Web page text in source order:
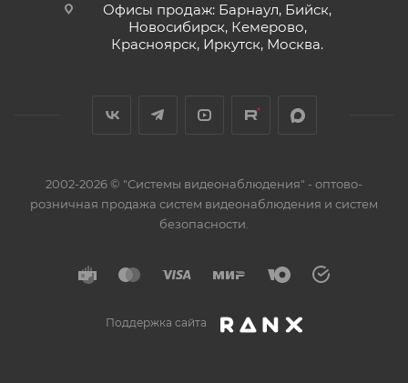
Офисы продаж: Барнаул, Бийск,
Новосибирск, Кемерово,
Красноярск, Иркутск, Москва.
2002-2026 © "Системы видеонаблюдения" - оптово-
розничная продажа систем видеонаблюдения и систем
безопасности.
Поддержка сайта